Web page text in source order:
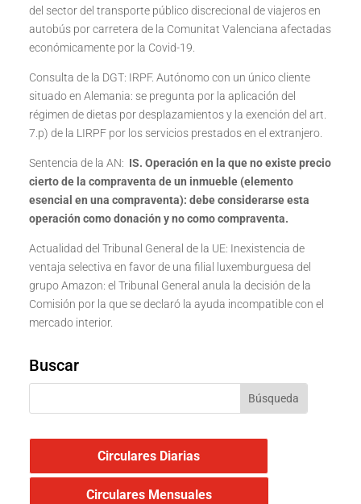
del sector del transporte público discrecional de viajeros en
autobús por carretera de la Comunitat Valenciana afectadas
económicamente por la Covid-19.
Consulta de la DGT: IRPF. Autónomo con un único cliente
situado en Alemania: se pregunta por la aplicación del
régimen de dietas por desplazamientos y la exención del art.
7.p) de la LIRPF por los servicios prestados en el extranjero.
Sentencia de la AN: IS. Operación en la que no existe precio
cierto de la compraventa de un inmueble (elemento
esencial en una compraventa): debe considerarse esta
operación como donación y no como compraventa.
Actualidad del Tribunal General de la UE: Inexistencia de
ventaja selectiva en favor de una filial luxemburguesa del
grupo Amazon: el Tribunal General anula la decisión de la
Comisión por la que se declaró la ayuda incompatible con el
mercado interior.
Buscar
Circulares Diarias
Circulares Mensuales